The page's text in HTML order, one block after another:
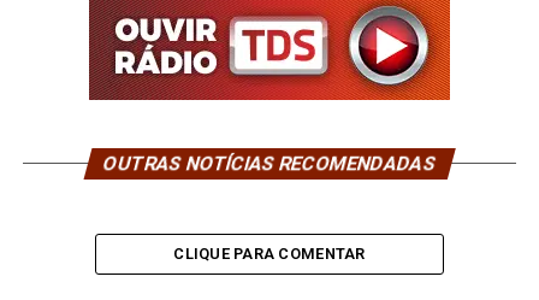
OUTRAS NOTÍCIAS RECOMENDADAS
CLIQUE PARA COMENTAR